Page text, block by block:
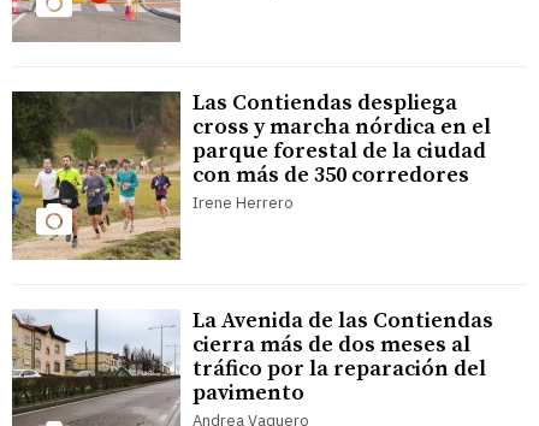
Las Contiendas despliega
cross y marcha nórdica en el
parque forestal de la ciudad
con más de 350 corredores
Irene Herrero
La Avenida de las Contiendas
cierra más de dos meses al
tráfico por la reparación del
pavimento
Andrea Vaquero